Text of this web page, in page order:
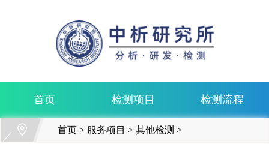
首页 检测项目 检测流程
首页 > 服务项目 > 其他检测 >